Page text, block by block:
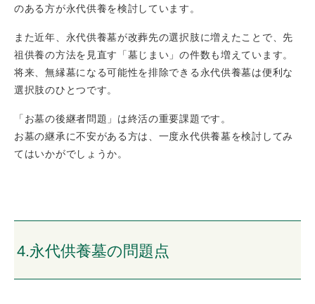
のある方が永代供養を検討しています。
また近年、永代供養墓が改葬先の選択肢に増えたことで、先
祖供養の方法を見直す「墓じまい」の件数も増えています。
将来、無縁墓になる可能性を排除できる永代供養墓は便利な
選択肢のひとつです。
「お墓の後継者問題」は終活の重要課題です。
お墓の継承に不安がある方は、一度永代供養墓を検討してみ
てはいかがでしょうか。
4.永代供養墓の問題点